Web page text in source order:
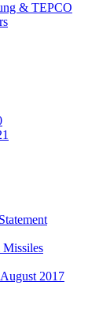
& TEPCO
2017